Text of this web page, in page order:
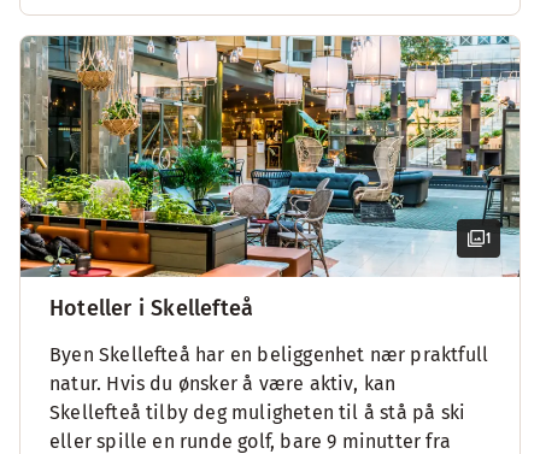
1
Hoteller i Skellefteå
Byen Skellefteå har en beliggenhet nær praktfull
natur. Hvis du ønsker å være aktiv, kan
Skellefteå tilby deg muligheten til å stå på ski
eller spille en runde golf, bare 9 minutter fra